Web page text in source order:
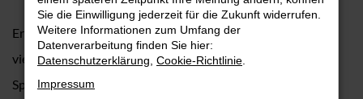
Erkunden Sie unseren umfangreichen Fuhrpark mit
vielfältiger Modellauswahl, vom Cityflitzer bis zum
Sportwagen, sofort verfügbar, geprüft, hochwertig
Sie die Einwilligung jederzeit für die Zukunft widerrufen.
Weitere Informationen zum Umfang der
Datenverarbeitung finden Sie hier:
Datenschutzerklärung Cookie-Richtlinie
Impressum